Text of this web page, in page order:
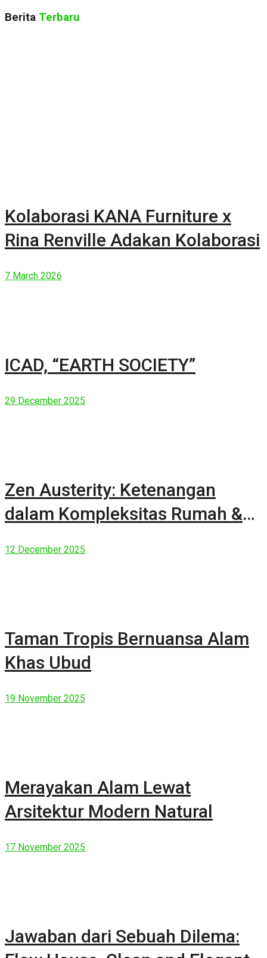
Berita Terbaru
Kolaborasi KANA Furniture x
Rina Renville Adakan Kolaborasi
7 March 2026
ICAD, “EARTH SOCIETY”
29 December 2025
Zen Austerity: Ketenangan
dalam Kompleksitas Rumah &
12 December 2025
Taman Tropis Bernuansa Alam
Khas Ubud
19 November 2025
Merayakan Alam Lewat
Arsitektur Modern Natural
17 November 2025
Jawaban dari Sebuah Dilema: